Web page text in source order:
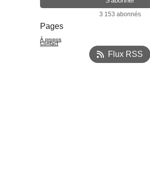
3 153 abonnés
Pages
À propos
Contact
Flux RSS